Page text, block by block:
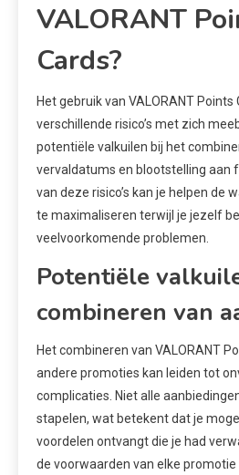
VALORANT
Cards?
Het gebruik van VALORANT Points
verschillende risico’s met zich
potentiële valkuilen bij het
vervaldatums en blootstelling aan
van deze risico’s kan je helpen de
te maximaliseren terwijl je jezelf
veelvoorkomende problemen.
Potentiële
combineren van
Het combineren van VALORANT
andere promoties kan leiden tot
complicaties. Niet alle
stapelen, wat betekent dat je
voordelen ontvangt die je had
de voorwaarden van elke